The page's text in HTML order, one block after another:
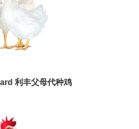
利丰父母代种鸡